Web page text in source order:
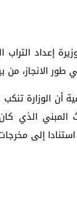
إعداد
الانجاز، من
أن الوزارة
المبني
إلى